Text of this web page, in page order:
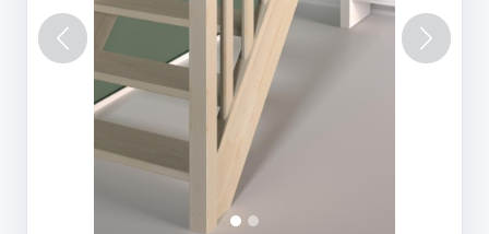
Vorige